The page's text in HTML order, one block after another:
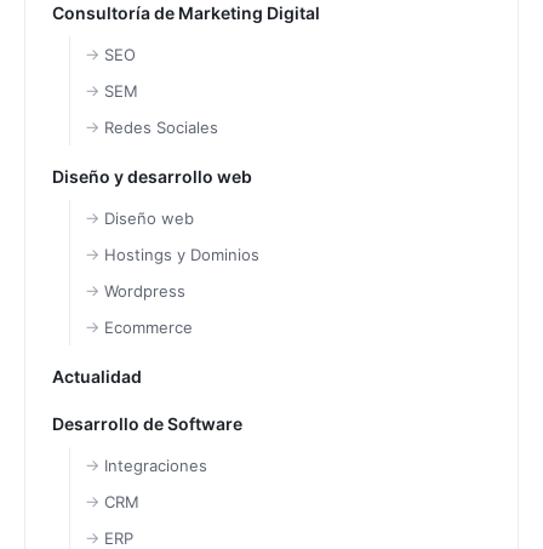
Consultoría de Marketing Digital
SEO
SEM
Redes Sociales
Diseño y desarrollo web
Diseño web
Hostings y Dominios
Wordpress
Ecommerce
Actualidad
Desarrollo de Software
Integraciones
CRM
ERP